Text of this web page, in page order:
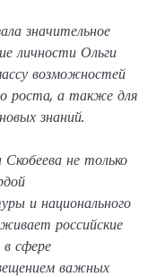
значительное
личности Ольги
возможностей
роста, а также для
знаний.
не только
и национального
российские
сфере
важных